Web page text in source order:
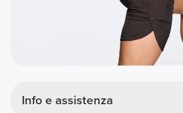
Info e assistenza